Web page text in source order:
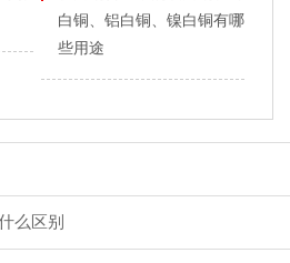
白铜、铝白铜、镍白铜有哪
些用途
么区别